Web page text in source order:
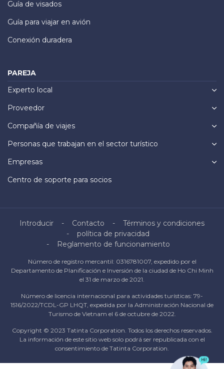
Guía de visados
Guía para viajar en avión
Conexión duradera
PAREJA
Experto local
Proveedor
Compañía de viajes
Personas que trabajan en el sector turístico
Empresas
Centro de soporte para socios
Introducir Contacto
Términos y condiciones
política de privacidad
Reglamento de funcionamiento
Número de registro mercantil: 0316781007, expedido por el
Departamento de Planificación e Inversión de la ciudad de Ho Chi Minh
el 31 de marzo de 2021.
Número de licencia internacional para actividades turísticas: 79-
1516/2022/TCDL-GP LHQT, expedida por la Administración Nacional de
Turismo de Vietnam el 6 de octubre de 2022.
Copyright © 2023 Tatinta Corporation. Todos los derechos reservados.
La información de este sitio web solo podrá ser republicada con el
consentimiento de Tatinta Corporation.